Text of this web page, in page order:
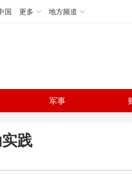
国 更多 地方频道
军事
践